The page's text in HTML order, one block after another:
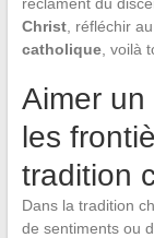
Christ, réfléchir
catholique, voilà
Aimer
les
tradition
Dans la tradition
de sentiments ou